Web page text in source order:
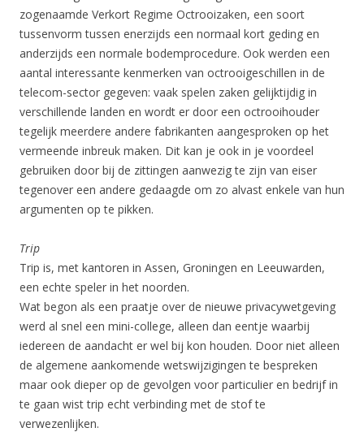
zogenaamde Verkort Regime Octrooizaken, een soort
tussenvorm tussen enerzijds een normaal kort geding en
anderzijds een normale bodemprocedure. Ook werden een
aantal interessante kenmerken van octrooigeschillen in de
telecom-sector gegeven: vaak spelen zaken gelijktijdig in
verschillende landen en wordt er door een octrooihouder
tegelijk meerdere andere fabrikanten aangesproken op het
vermeende inbreuk maken. Dit kan je ook in je voordeel
gebruiken door bij de zittingen aanwezig te zijn van eiser
tegenover een andere gedaagde om zo alvast enkele van hun
argumenten op te pikken.
Trip
Trip is, met kantoren in Assen, Groningen en Leeuwarden,
een echte speler in het noorden.
Wat begon als een praatje over de nieuwe privacywetgeving
werd al snel een mini-college, alleen dan eentje waarbij
iedereen de aandacht er wel bij kon houden. Door niet alleen
de algemene aankomende wetswijzigingen te bespreken
maar ook dieper op de gevolgen voor particulier en bedrijf in
te gaan wist trip echt verbinding met de stof te
verwezenlijken.